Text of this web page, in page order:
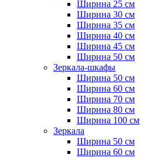
Ширина 25 см
Ширина 30 см
Ширина 35 см
Ширина 40 см
Ширина 45 см
Ширина 50 см
Зеркала-шкафы
Ширина 50 см
Ширина 60 см
Ширина 70 см
Ширина 80 см
Ширина 100 см
Зеркала
Ширина 50 см
Ширина 60 см